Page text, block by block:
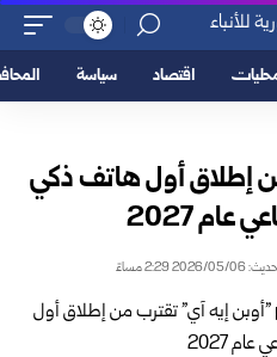
اقتصاد سياسة
إطلاق أول هاتف ذكي
2027
05/06 2:29 مساءً